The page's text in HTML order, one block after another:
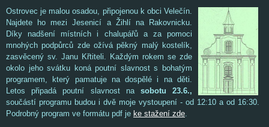
Ostrovec je malou osadou, připojenou k obci Velečín.
Najdete ho mezi Jesenicí a Žihlí na Rakovnicku.
Díky nadšení místních i chalupářů a za pomoci
mnohých podpůrců zde ožívá pěkný malý kostelík,
zasvěcený sv. Janu Křtiteli. Každým rokem se zde
okolo jeho svátku koná poutní slavnost s bohatým
programem, který pamatuje na dospělé i na děti.
Letos připadá poutní slavnost na sobotu 23.6.,
součástí programu budou i dvě moje vystoupení - od 12:10 a od 16:30.
Podrobný program ve formátu pdf je ke stažení zde.